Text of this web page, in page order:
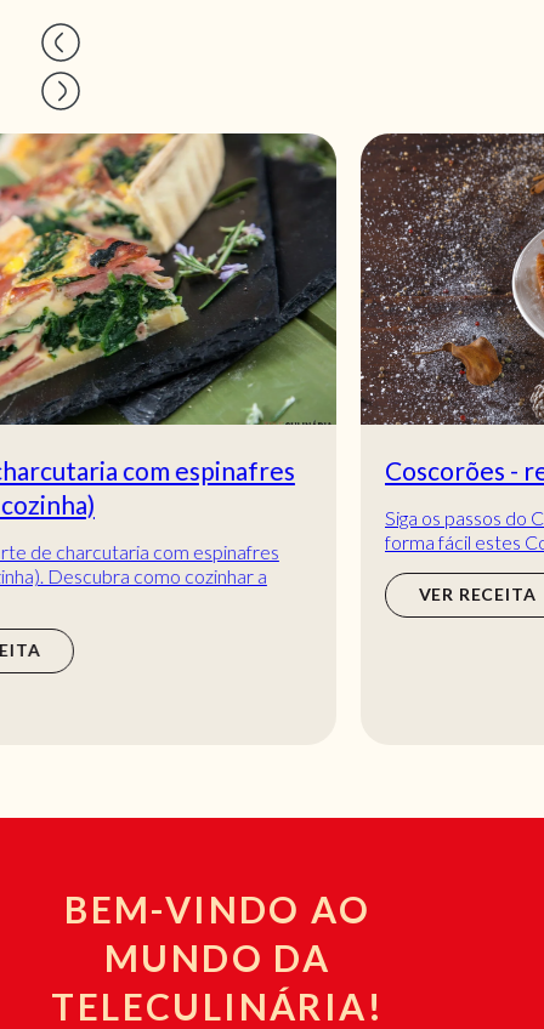
Coscorões - receita tradicional
Siga os passos do Chef no vídeo e prepare de
forma fácil estes Coscorões - receita tradicional!
Uma receita de natalícia que não pode faltar...
BEM-VINDO AO
MUNDO DA
TELECULINÁRIA!